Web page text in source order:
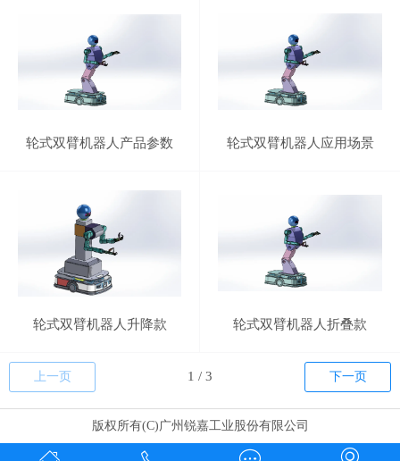
轮式双臂机器人产品参数 轮式双臂机器人应用场景
轮式双臂机器人升降款 轮式双臂机器人折叠款
上一页 下一页
版权所有(C)广州锐嘉工业股份有限公司